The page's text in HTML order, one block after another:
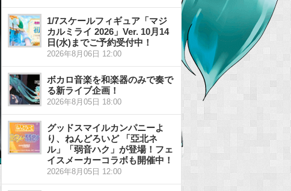
1/7スケールフィギュア「マジ
カルミライ 2026」Ver. 10月14
日(水)までご予約受付中！
2026年8月06日 12:00
ボカロ音楽を和楽器のみで奏で
る新ライブ企画！
2026年8月05日 18:00
グッドスマイルカンパニーよ
り、ねんどろいど 「亞北ネ
ル」「弱音ハク」が登場！フェ
イスメーカーコラボも開催中！
2026年8月05日 12:00